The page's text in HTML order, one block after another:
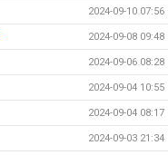
2024-09-10 07:56
2024-09-08 09:48
2024-09-06 08:28
2024-09-04 10:55
2024-09-04 08:17
2024-09-03 21:34